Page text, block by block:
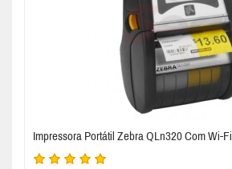
Impressora Portátil Zebra QLn320 Com Wi-Fi